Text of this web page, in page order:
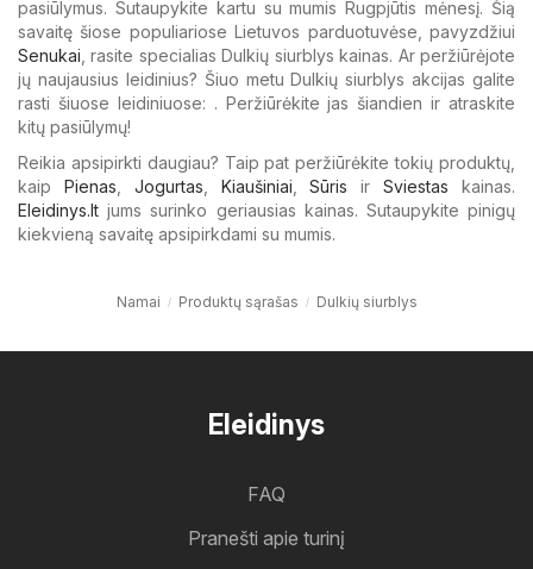
pasiūlymus. Sutaupykite kartu su mumis Rugpjūtis mėnesį. Šią
savaitę šiose populiariose Lietuvos parduotuvėse, pavyzdžiui
Senukai , rasite specialias Dulkių siurblys kainas. Ar peržiūrėjote
jų naujausius leidinius? Šiuo metu Dulkių siurblys akcijas galite
rasti šiuose leidiniuose: . Peržiūrėkite jas šiandien ir atraskite
kitų pasiūlymų!
Reikia apsipirkti daugiau? Taip pat peržiūrėkite tokių produktų,
kaip Pienas Jogurtas Kiaušiniai ,Sūris irSviestas kainas.
Eleidinys.lt jums surinko geriausias kainas. Sutaupykite pinigų
kiekvieną savaitę apsipirkdami su mumis.
Namai Produktų sąrašas Dulkių siurblys
Eleidinys
FAQ
Pranešti apie turinį